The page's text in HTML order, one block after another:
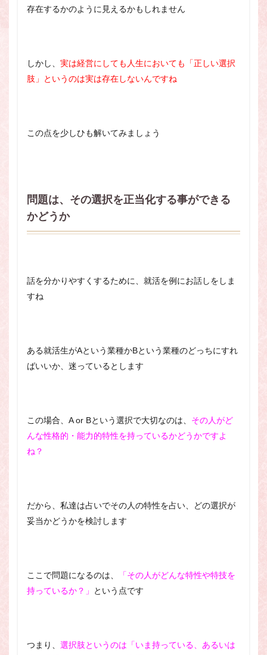
存在するかのように見えるかもしれません
しかし、 実は経営にしても人生においても「正しい選択
肢」というのは実は存在しないんですね
この点を少しひも解いてみましょう
問題は、その選択を正当化する事ができる
かどうか
話を分かりやすくするために、就活を例にお話しをしま
すね
ある就活生がAという業種かBという業種のどっちにすれ
ばいいか、迷っているとします
この場合、A or Bという選択で大切なのは、 その人がど
んな性格的・能力的特性を持っているかどうかですよ
ね？
だから、私達は占いでその人の特性を占い、どの選択が
妥当かどうかを検討します
ここで問題になるのは、
「その人がどんな特性や特技を
持っているか？」
という点です
つまり、 選択肢というのは「いま持っている、あるいは